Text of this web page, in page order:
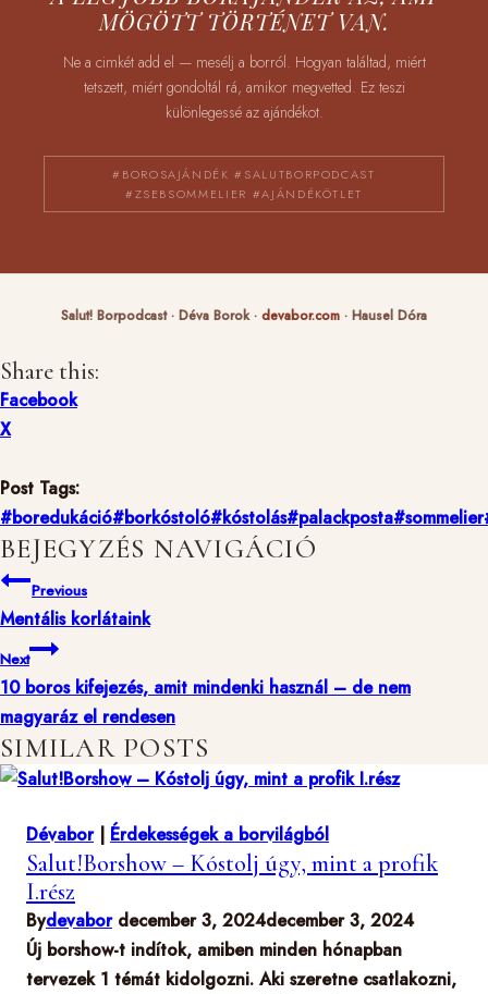
MÖGÖTT TÖRTÉNET VAN.
Ne a cimkét add el — mesélj a borról. Hogyan találtad, miért
tetszett, miért gondoltál rá, amikor megvetted. Ez teszi
különlegessé az ajándékot.
#BOROSAJÁNDÉK #SALUTBORPODCAST
#ZSEBSOMMELIER #AJÁNDÉKÖTLET
Salut! Borpodcast · Déva Borok · devabor.com · Hausel Dóra
Share this:
Facebook
X
Post Tags:
#boredukáció#borkóstoló#kóstolás#palackposta#sommelier
BEJEGYZÉS NAVIGÁCIÓ
Previous
Mentális korlátaink
Next
10 boros kifejezés, amit mindenki használ – de nem
magyaráz el rendesen
SIMILAR POSTS
Dévabor| Érdekességek a borvilágból
Salut!Borshow – Kóstolj úgy, mint a profik
I.rész
Bydevabor december 3, 2024december 3, 2024
Új borshow-t indítok, amiben minden hónapban
tervezek 1 témát kidolgozni. Aki szeretne csatlakozni,